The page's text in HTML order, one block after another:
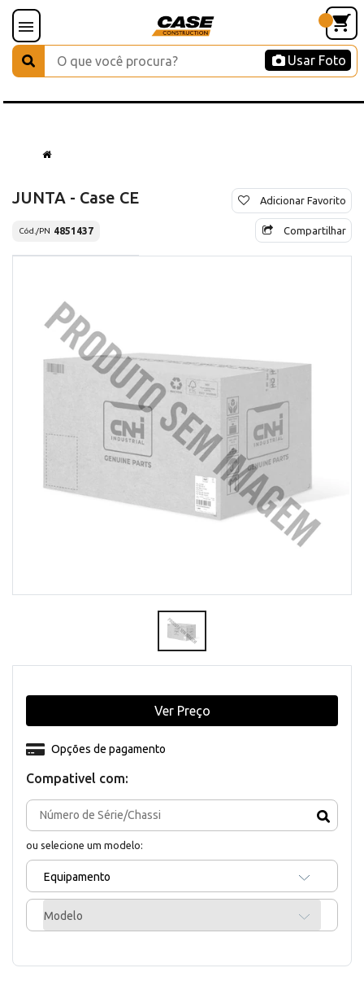
Usar Foto
JUNTA - Case CE
Cód./PN 4851437
Adicionar Favorito
Compartilhar
Compativel com:
ou selecione um modelo:
Equipamento
Modelo
Opções de pagamento
Ver Preço